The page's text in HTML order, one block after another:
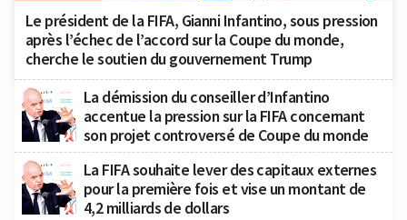
Le président de la FIFA, Gianni Infantino, sous pression
après l’échec de l’accord sur la Coupe du monde,
cherche le soutien du gouvernement Trump
La démission du conseiller d’Infantino
accentue la pression sur la FIFA concernant
son projet controversé de Coupe du monde
La FIFA souhaite lever des capitaux externes
pour la première fois et vise un montant de
4,2 milliards de dollars